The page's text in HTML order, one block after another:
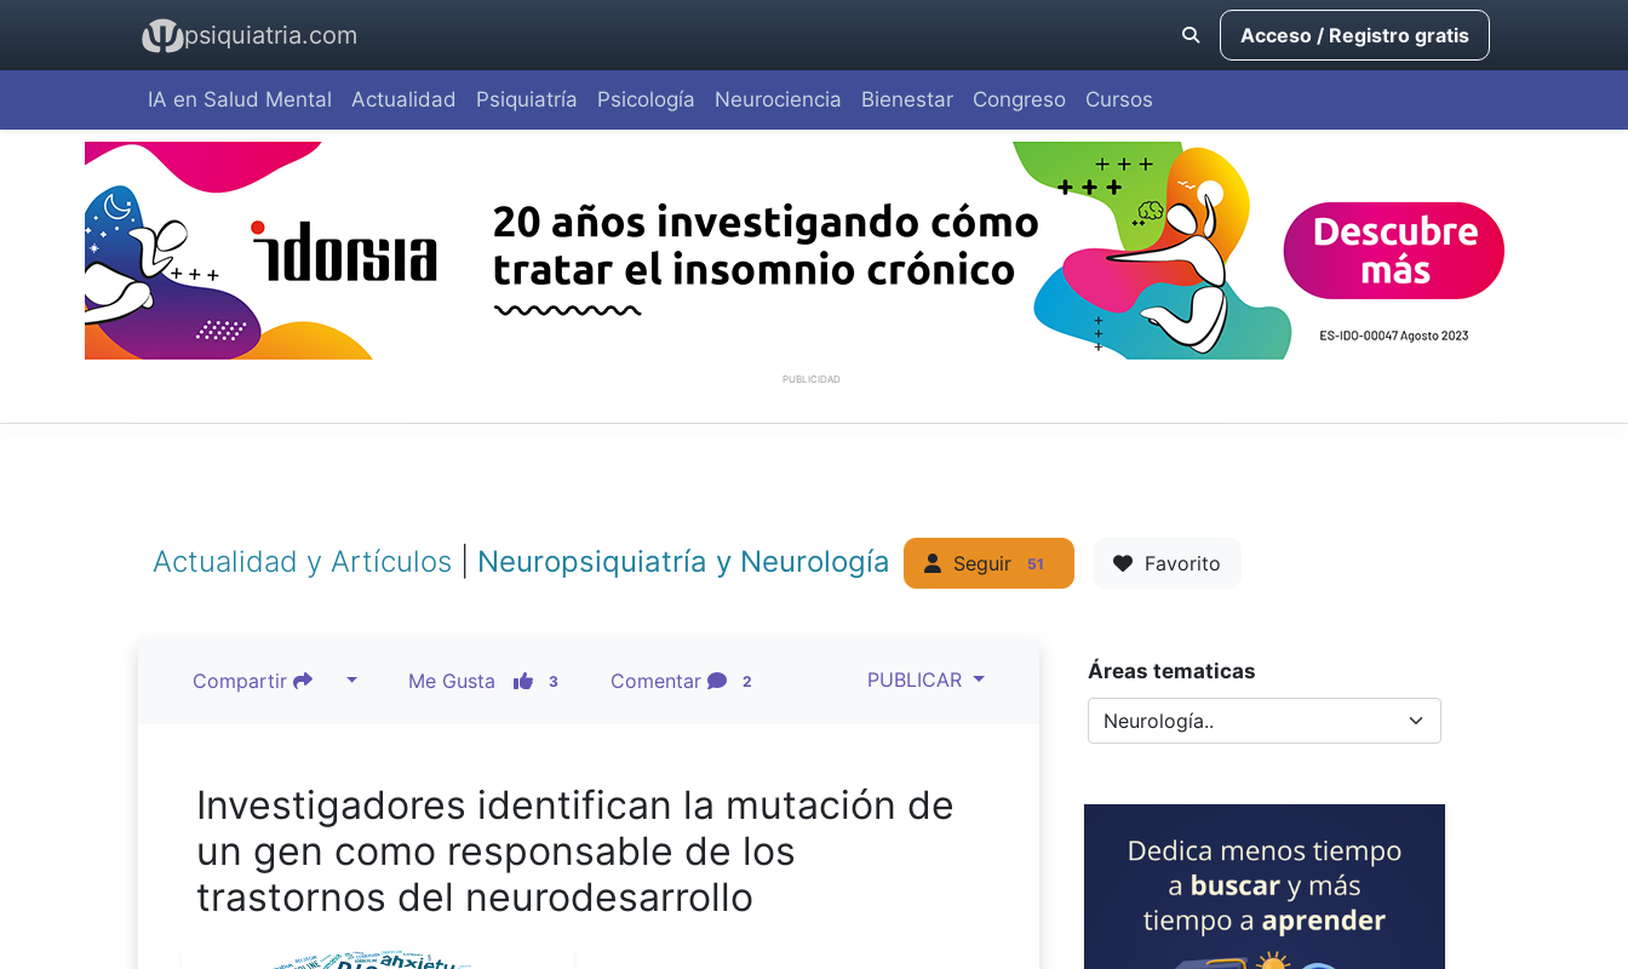
psiquiatria.com Acceso / Registro gratis
IA en Salud Mental Actualidad Psiquiatría Psicología Neurociencia Bienestar Congreso Cursos
PUBLICIDAD
Actualidad y Artículos Neuropsiquiatría y Neurología Seguir 51 Favorito
Compartir Me Gusta 3 Comentar 2 PUBLICAR
Investigadores identifican la mutación de
un gen como responsable de los
trastornos del neurodesarrollo
Áreas tematicas